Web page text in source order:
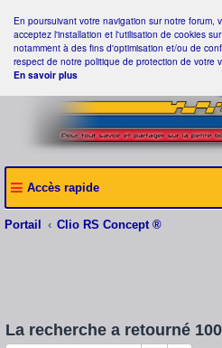
En poursuivant votre navigation sur notre forum,
acceptez l'installation et l'utilisation de cookies
notamment à des fins d'optimisation et/ou de
respect de notre politique de protection de votre
En savoir plus
Accès rapide
Portail Clio RS Concept ®
La recherche a retourné